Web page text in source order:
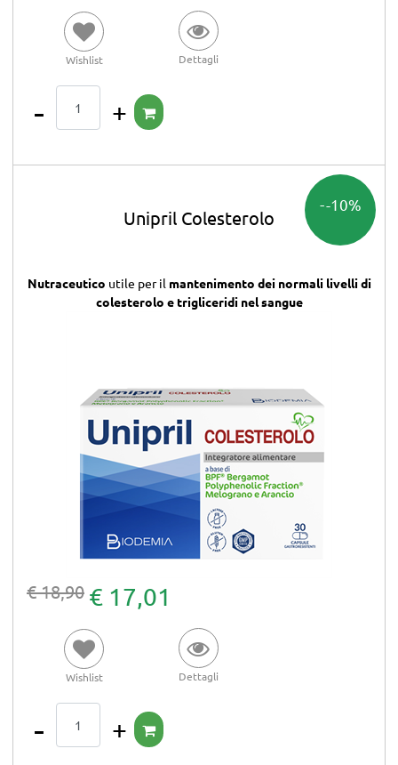
Wishlist Dettagli
-10%
Unipril Colesterolo
Nutraceutico utile per il mantenimento dei normali livelli di
colesterolo e trigliceridi nel sangue
€ 18,90 € 17,01
Wishlist Dettagli